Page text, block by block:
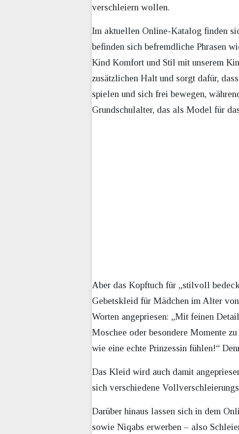
verschleiern wollen.
Im aktuellen Online-Katalog finden
befinden sich befremdliche Phrasen
Kind Komfort und Stil mit unserem
zusätzlichen Halt und sorgt dafür,
spielen und sich frei bewegen,
Grundschulalter, das als Model für
Aber das Kopftuch für „stilvoll
Gebetskleid für Mädchen im Alter
Worten angepriesen: „Mit feinen
Moschee oder besondere Momente
wie eine echte Prinzessin fühlen!“
Das Kleid wird auch damit
sich verschiedene
Darüber hinaus lassen sich in dem
sowie Niqabs erwerben – also